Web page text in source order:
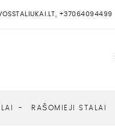
+37064094499
RAŠOMIEJI STALAI